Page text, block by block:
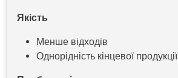
Якість
Менше відходів
Однорідність кінцевої продукції